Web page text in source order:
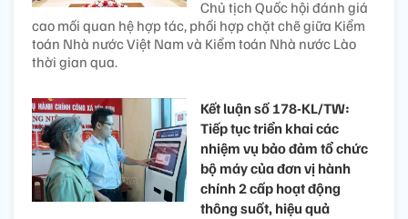
Chủ tịch Quốc hội đánh giá
cao mối quan hệ hợp tác, phối hợp chặt chẽ giữa Kiểm
toán Nhà nước Việt Nam và Kiểm toán Nhà nước Lào
thời gian qua.
Kết luận số 178-KL/TW:
Tiếp tục triển khai các
nhiệm vụ bảo đảm tổ chức
bộ máy của đơn vị hành
chính 2 cấp hoạt động
thông suốt, hiệu quả